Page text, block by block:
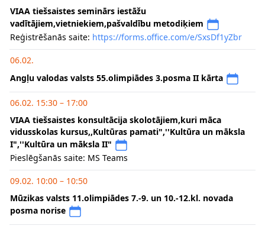
VIAA tiešsaistes seminārs iestāžu
vadītājiem,vietniekiem,pašvaldību metodiķiem
Reģistrēšanās saite: https://forms.office.com/e/SxsDf1yZbr
06.02.
Angļu valodas valsts 55.olimpiādes 3.posma II kārta
06.02. 15:30 – 17:00
VIAA tiešsaistes konsultācija skolotājiem,kuri māca
vidusskolas kursus,,Kultūras pamati",''Kultūra un māksla
I",''Kultūra un māksla II"
Pieslēgšanās saite: MS Teams
09.02. 10:00 – 10:50
Mūzikas valsts 11.olimpiādes 7.-9. un 10.-12.kl. novada
posma norise